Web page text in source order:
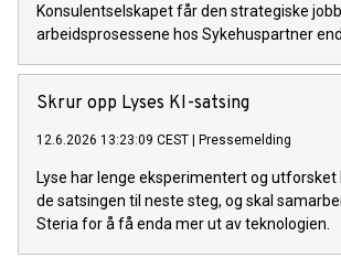
Konsulentselskapet får den strategiske
arbeidsprosessene hos Sykehuspartner
Skrur opp Lyses KI-satsing
12.6.2026 13:23:09 CEST Pressemelding
Lyse har lenge eksperimentert og utforsket
de satsingen til neste steg, og skal
Steria for å få enda mer ut av teknologien.